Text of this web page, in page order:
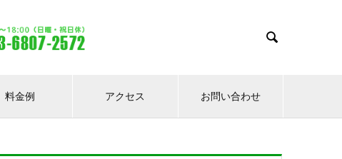

料金例 アクセス お問い合わせ